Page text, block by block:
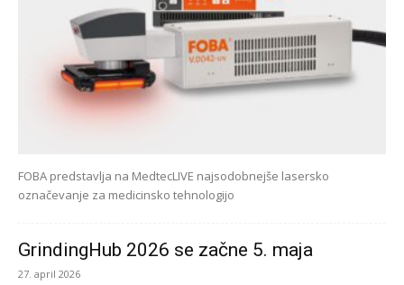
FOBA predstavlja na MedtecLIVE najsodobnejše lasersko
označevanje za medicinsko tehnologijo
GrindingHub 2026 se začne 5. maja
27. april 2026